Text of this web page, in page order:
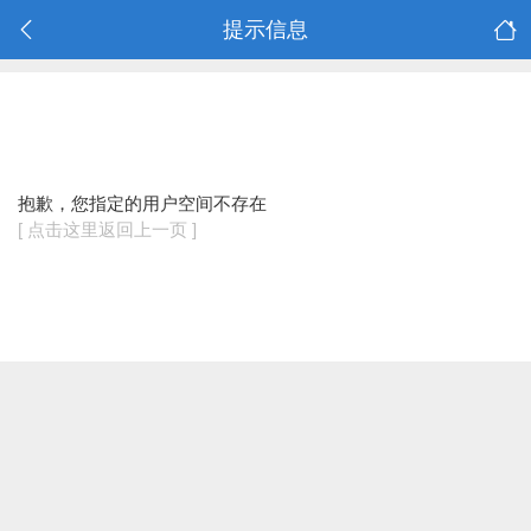
提示信息
抱歉，您指定的用户空间不存在
[ 点击这里返回上一页 ]